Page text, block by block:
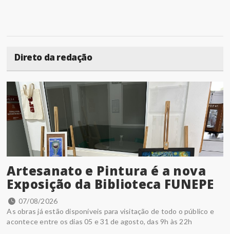
Direto da redação
Artesanato e Pintura é a nova
Exposição da Biblioteca FUNEPE
07/08/2026
As obras já estão disponíveis para visitação de todo o público e
acontece entre os dias 05 e 31 de agosto, das 9h às 22h